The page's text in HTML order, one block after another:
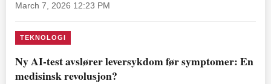
March 7, 2026 12:23 PM
TEKNOLOGI
Ny AI-test avslører leversykdom før symptomer: En
medisinsk revolusjon?